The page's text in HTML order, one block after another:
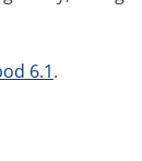
6.1.